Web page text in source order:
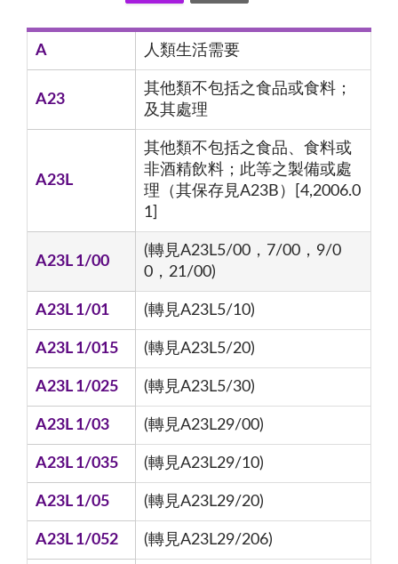
A 人類生活需要
A23
其他類不包括之食品或食料；
及其處理
A23L
其他類不包括之食品、食料或
非酒精飲料；此等之製備或處
理（其保存見A23B）[4,2006.0
1]
A23L 1/00
(轉見A23L5/00，7/00，9/0
0，21/00)
A23L 1/01 (轉見A23L5/10)
A23L 1/015 (轉見A23L5/20)
A23L 1/025 (轉見A23L5/30)
A23L 1/03 (轉見A23L29/00)
A23L 1/035 (轉見A23L29/10)
A23L 1/05 (轉見A23L29/20)
A23L 1/052 (轉見A23L29/206)